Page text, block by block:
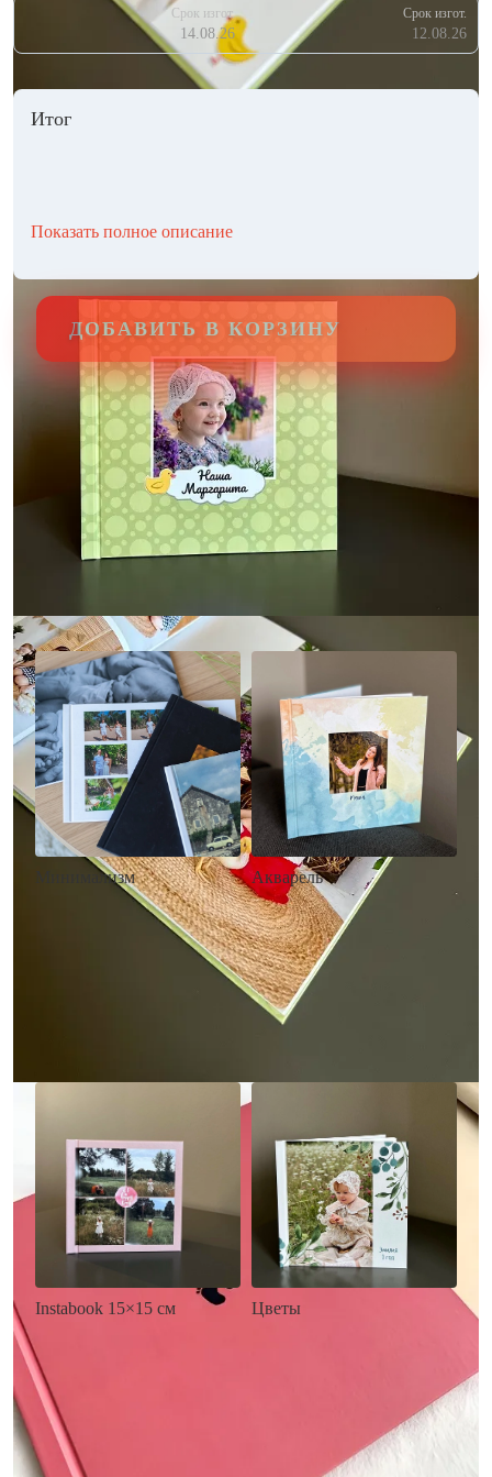
Срок изгот.
14.08.26
Срок изгот.
12.08.26
Итог
Показать полное описание
ДОБАВИТЬ В КОРЗИНУ
Другие стили фотокниг
Минимализм
• Загрузка фото и текста
Акварель
• Декор в стиле
акварельных красок
• Выбор цвета фона
• Загрузка фото и текста
Заказать
Instabook 15×15 см
• Выбор цвета фона
• Загрузка фото и текста
Заказать
Цветы